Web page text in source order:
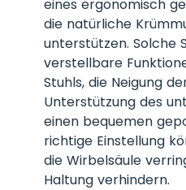
eines ergonomisch
die natürliche
unterstützen. Solche
verstellbare
Stuhls, die Neigung
Unterstützung des
einen bequemen
richtige Einstellung
die Wirbelsäule
Haltung verhindern.